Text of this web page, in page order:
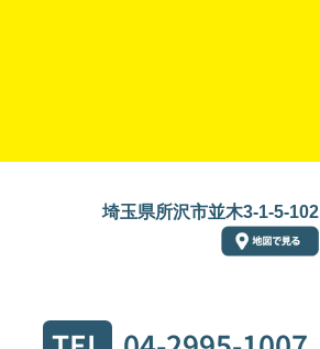
埼玉県所沢市並木3-1-5-102